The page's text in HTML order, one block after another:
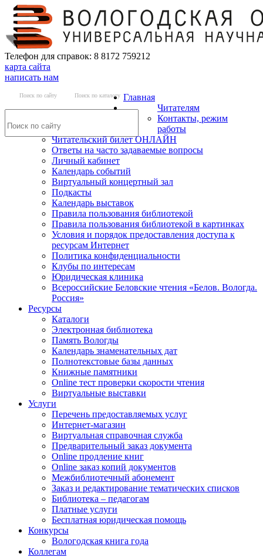
Телефон для справок: 8 8172 759212
карта сайта
написать нам
Поиск по сайту Поиск по каталогу Главная
Читателям
Контакты, режим
работы
Читательский билет ОНЛАЙН
Ответы на часто задаваемые вопросы
Личный кабинет
Календарь событий
Виртуальный концертный зал
Подкасты
Календарь выставок
Правила пользования библиотекой
Правила пользования библиотекой в картинках
Условия и порядок предоставления доступа к
ресурсам Интернет
Политика конфиденциальности
Клубы по интересам
Юридическая клиника
Всероссийские Беловские чтения «Белов. Вологда.
Россия»
Ресурсы
Каталоги
Электронная библиотека
Память Вологды
Календарь знаменательных дат
Полнотекстовые базы данных
Книжные памятники
Online тест проверки скорости чтения
Виртуальные выставки
Услуги
Перечень предоставляемых услуг
Интернет-магазин
Виртуальная справочная служба
Предварительный заказ документа
Online продление книг
Online заказ копий документов
Межбиблиотечный абонемент
Заказ и редактирование тематических списков
Библиотека – педагогам
Платные услуги
Бесплатная юридическая помощь
Конкурсы
Вологодская книга года
Коллегам